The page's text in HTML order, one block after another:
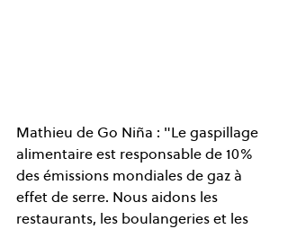
Mathieu de Go Niña : "Le gaspillage
alimentaire est responsable de 10%
des émissions mondiales de gaz à
effet de serre. Nous aidons les
restaurants, les boulangeries et les